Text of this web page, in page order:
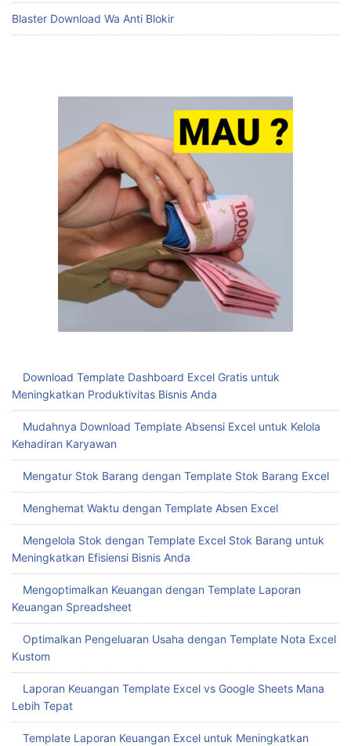
Blaster Download Wa Anti Blokir
Download Template Dashboard Excel Gratis untuk
Meningkatkan Produktivitas Bisnis Anda
Mudahnya Download Template Absensi Excel untuk Kelola
Kehadiran Karyawan
Mengatur Stok Barang dengan Template Stok Barang Excel
Menghemat Waktu dengan Template Absen Excel
Mengelola Stok dengan Template Excel Stok Barang untuk
Meningkatkan Efisiensi Bisnis Anda
Mengoptimalkan Keuangan dengan Template Laporan
Keuangan Spreadsheet
Optimalkan Pengeluaran Usaha dengan Template Nota Excel
Kustom
Laporan Keuangan Template Excel vs Google Sheets Mana
Lebih Tepat
Template Laporan Keuangan Excel untuk Meningkatkan